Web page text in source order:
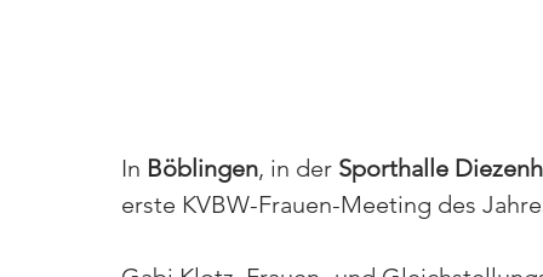
In Böblingen, in der Sporthalle
erste KVBW-Frauen-Meeting des